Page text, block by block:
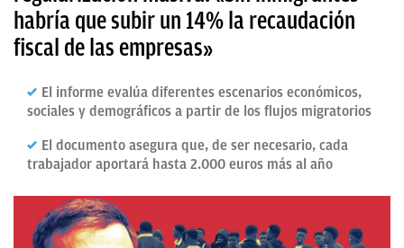
habría que subir un 14% la recaudación
fiscal de las empresas»
El informe evalúa diferentes escenarios económicos,
sociales y demográficos a partir de los flujos migratorios
El documento asegura que, de ser necesario, cada
trabajador aportará hasta 2.000 euros más al año